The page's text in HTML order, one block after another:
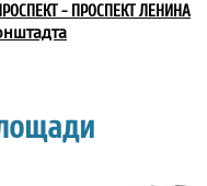
- ПРОСПЕКТ ЛЕНИНА